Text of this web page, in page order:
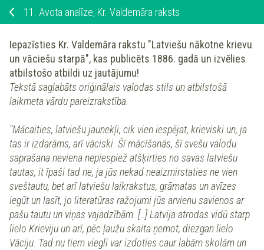
11. Avota analīze, Kr. Valdemāra raksts
Iepazīsties Kr. Valdemāra rakstu "Latviešu nākotne krievu
un vāciešu starpā", kas publicēts 1886. gadā un izvēlies
atbilstošo atbildi uz jautājumu!
Tekstā saglabāts oriģinālais valodas stils un atbilstošā
laikmeta vārdu pareizrakstība.
"Mācaities, latviešu jaunekļi, cik vien iespējat, krieviski un, ja
tas ir izdarāms, arī vāciski. Šī mācīšanās, šī svešu valodu
saprašana neviena nepiespiež atšķirties no savas latviešu
tautas, it īpaši tad ne, ja jūs nekad neaizmirstaties ne vien
sveštautu, bet arī latviešu laikrakstus, grāmatas un avīzes
iegūt un lasīt, jo literatūras ražojumi jūs arvienu savienos ar
pašu tautu un viņas vajadzībām. [..] Latvija atrodas vidū starp
lielo Krieviju un arī, pēc ļaužu skaita ņemot, diezgan lielo
Vāciju. Tad nu tiem viegli var izdoties caur labām skolām un